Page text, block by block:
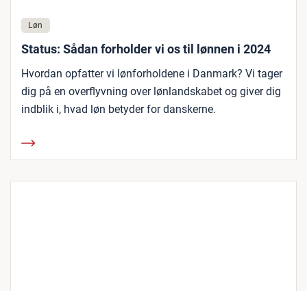
Løn
Status: Sådan forholder vi os til lønnen i 2024
Hvordan opfatter vi lønforholdene i Danmark? Vi tager
dig på en overflyvning over lønlandskabet og giver dig
indblik i, hvad løn betyder for danskerne.